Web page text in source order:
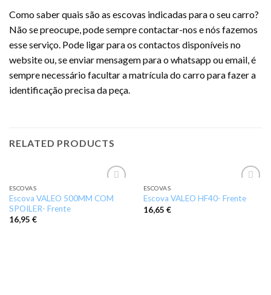
Como saber quais são as escovas indicadas para o seu carro?
Não se preocupe, pode sempre contactar-nos e nós fazemos
esse serviço. Pode ligar para os contactos disponíveis no
website ou, se enviar mensagem para o whatsapp ou email, é
sempre necessário facultar a matrícula do carro para fazer a
identificação precisa da peça.
RELATED PRODUCTS
wishlist
ESCOVAS
Escova VALEO 500MM COM
SPOILER- Frente
16,95 €
wishlist
ESCOVAS
Escova VALEO HF40- Frente
16,65 €